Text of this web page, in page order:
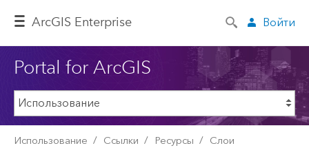
ArcGIS Enterprise Войти
Portal for ArcGIS
Использование Ссылки Ресурсы Слои